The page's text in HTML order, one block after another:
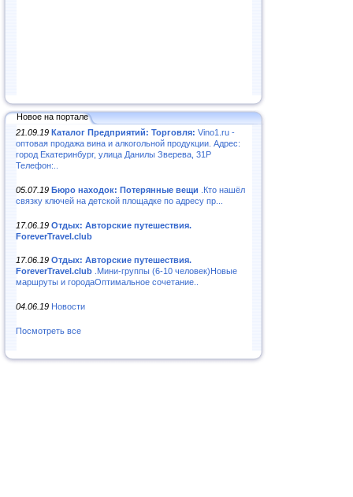
Новое на портале
21.09.19 Каталог Предприятий: Торговля: Vino1.ru -
оптовая продажа вина и алкогольной продукции. Адрес:
город Екатеринбург, улица Данилы Зверева, 31Р
Телефон:..
05.07.19 Бюро находок: Потерянные вещи .Кто нашёл
связку ключей на детской площадке по адресу пр...
17.06.19 Отдых: Авторские путешествия.
ForeverTravel.club
17.06.19 Отдых: Авторские путешествия.
ForeverTravel.club .Мини-группы (6-10 человек)Новые
маршруты и городаОптимальное сочетание..
04.06.19 Новости
Посмотреть все